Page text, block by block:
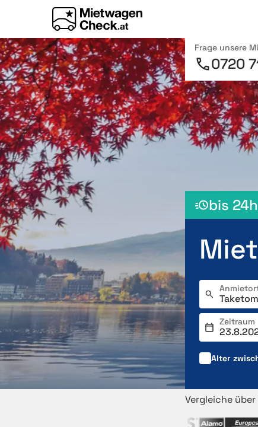
Frage unsere
0720
bis 24h
Zeitraum
Alter
Vergleiche über